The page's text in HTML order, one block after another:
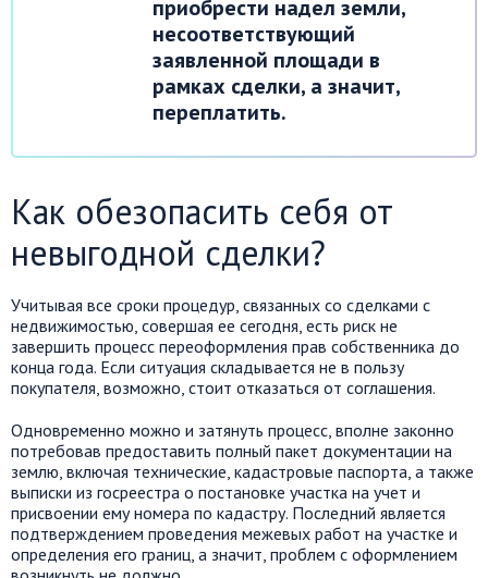
приобрести надел земли,
несоответствующий
заявленной площади в
рамках сделки, а значит,
переплатить.
Как обезопасить себя от
невыгодной сделки?
Учитывая все сроки процедур, связанных со сделками с
недвижимостью, совершая ее сегодня, есть риск не
завершить процесс переоформления прав собственника до
конца года. Если ситуация складывается не в пользу
покупателя, возможно, стоит отказаться от соглашения.
Одновременно можно и затянуть процесс, вполне законно
потребовав предоставить полный пакет документации на
землю, включая технические, кадастровые паспорта, а также
выписки из госреестра о постановке участка на учет и
присвоении ему номера по кадастру. Последний является
подтверждением проведения межевых работ на участке и
определения его границ, а значит, проблем с оформлением